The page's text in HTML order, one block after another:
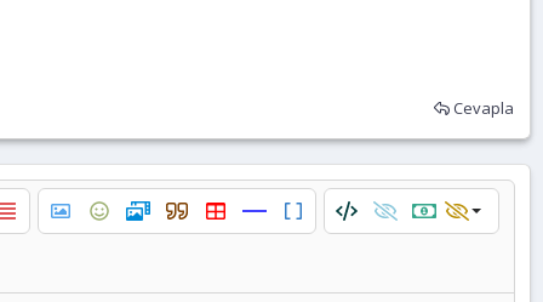
Cevapla
yana yasla
Resim ekle
İfadelerMedyaAlıntı Tablo ekleYatay çizgi ekle
BB Kod aç/kapat
Kod SpoylerCharge
Gizle
Charge